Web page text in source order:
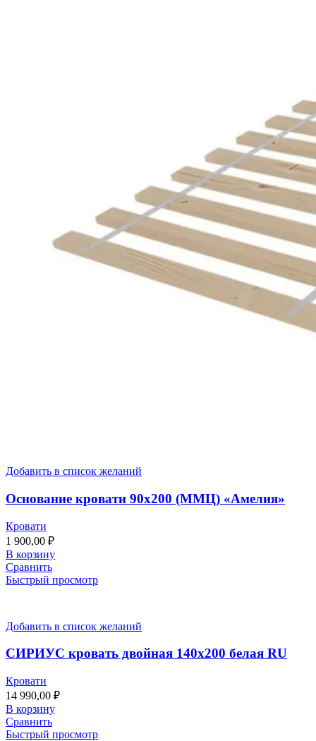
Добавить в список желаний
Основание кровати 90х200 (ММЦ) «Амелия»
Кровати
1 900,00 ₽
В корзину
Сравнить
Быстрый просмотр
Добавить в список желаний
СИРИУС кровать двойная 140х200 белая RU
Кровати
14 990,00 ₽
В корзину
Сравнить
Быстрый просмотр